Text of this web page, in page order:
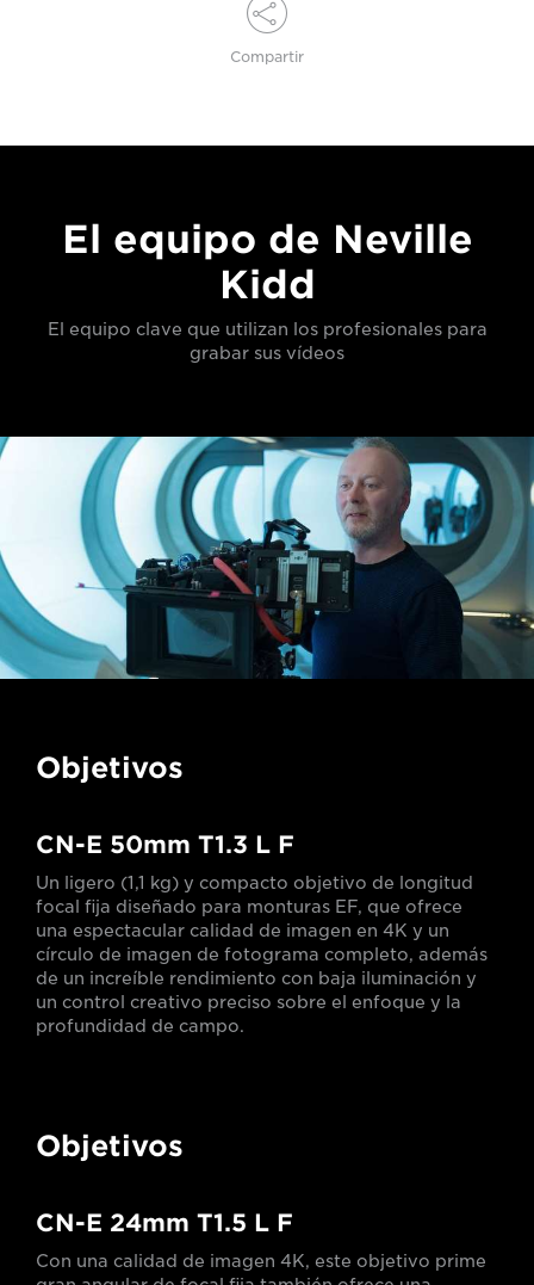
Compartir
El equipo de Neville
Kidd
El equipo clave que utilizan los profesionales para
grabar sus vídeos
Objetivos
CN-E 50mm T1.3 L F
Un ligero (1,1 kg) y compacto objetivo de longitud
focal fija diseñado para monturas EF, que ofrece
una espectacular calidad de imagen en 4K y un
círculo de imagen de fotograma completo, además
de un increíble rendimiento con baja iluminación y
un control creativo preciso sobre el enfoque y la
profundidad de campo.
Objetivos
CN-E 24mm T1.5 L F
Con una calidad de imagen 4K, este objetivo prime